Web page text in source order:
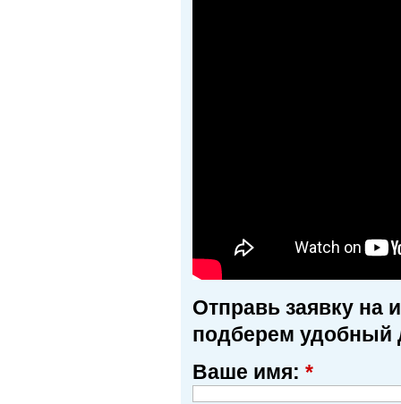
Отправь заявку на
подберем удобный
Ваше имя: *